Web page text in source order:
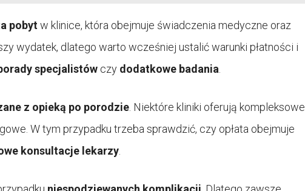
pobytw klinice, która obejmuje świadczenia medyczne oraz
wydatek, dlatego warto wcześniej ustalić warunki płatności i
specjalistów czy dodatkowe badania
z opieką po porodzie . Niektóre kliniki oferują kompleksowe
W tym przypadku trzeba sprawdzić, czy opłata obejmuje
konsultacje lekarzy